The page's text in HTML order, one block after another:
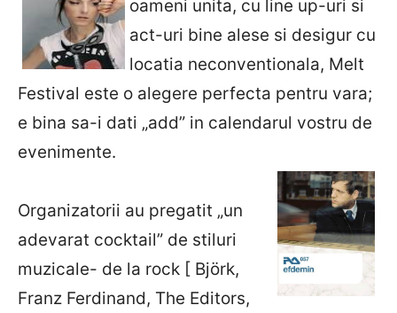
oameni unita, cu line up-uri si
act-uri bine alese si desigur cu
locatia neconventionala, Melt
Festival este o alegere perfecta pentru vara;
e bina sa-i dati „add” in calendarul vostru de
evenimente.
Organizatorii au pregatit „un
adevarat cocktail” de stiluri
muzicale- de la rock [ Björk,
Franz Ferdinand, The Editors,